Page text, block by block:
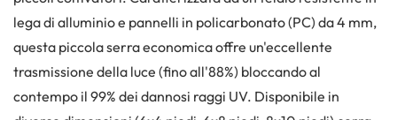
lega di alluminio e pannelli in policarbonato (PC) da 4 mm,
questa piccola serra economica offre un'eccellente
trasmissione della luce (fino all'88%) bloccando al
contempo il 99% dei dannosi raggi UV. Disponibile in